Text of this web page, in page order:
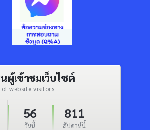
ผู้เข้าชมเว็บไซต์
of website visitors
56
วันนี้
811
สัปดาห์นี้